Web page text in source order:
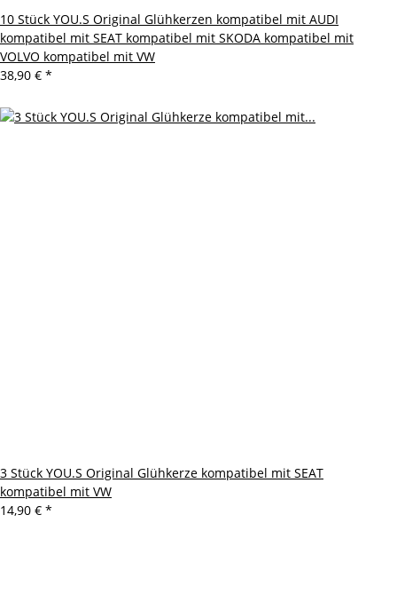
10 Stück YOU.S Original Glühkerzen kompatibel mit AUDI
kompatibel mit SEAT kompatibel mit SKODA kompatibel mit
VOLVO kompatibel mit VW
38,90 € *
3 Stück YOU.S Original Glühkerze kompatibel mit SEAT
kompatibel mit VW
14,90 € *